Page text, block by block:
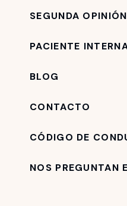
SEGUNDA OPINIÓN
PACIENTE
BLOG
CONTACTO
CÓDIGO DE
NOS PREGUNTAN